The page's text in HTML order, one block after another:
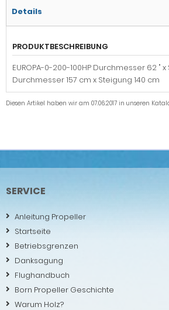
Details
PRODUKTBESCHREIBUNG
EUROPA-0-200-100HP Durchmesser 62 "
Durchmesser 157 cm x Steigung 140 cm
Diesen Artikel haben wir am 07.06.2017 in unseren
SERVICE
Anleitung Propeller
Startseite
Betriebsgrenzen
Danksagung
Flughandbuch
Born Propeller Geschichte
Warum Holz?